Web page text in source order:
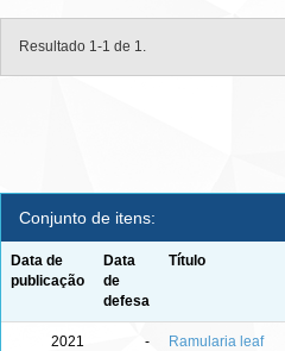
Resultado 1-1 de 1.
Conjunto de itens:
Data de
publicação
Data
de
defesa
Título
2021 -
Ramularia leaf